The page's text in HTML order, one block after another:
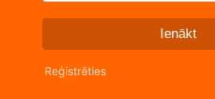
Ienākt
Reģistrēties